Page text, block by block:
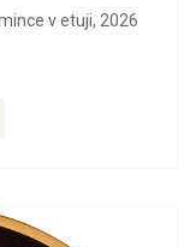
v etuji, 2026